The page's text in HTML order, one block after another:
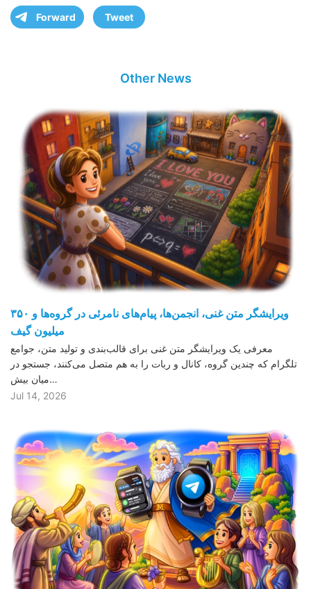
Forward Tweet
Other News
ویرایشگر متن غنی، انجمن‌ها، پیام‌های نامرئی در گروه‌ها و ۳۵۰
میلیون گیف
معرفی یک ویرایشگر متن غنی برای قالب‌بندی و تولید متن، جوامع
تلگرام که چندین گروه، کانال و ربات را به هم متصل می‌کنند، جستجو در
میان بیش…
Jul 14, 2026